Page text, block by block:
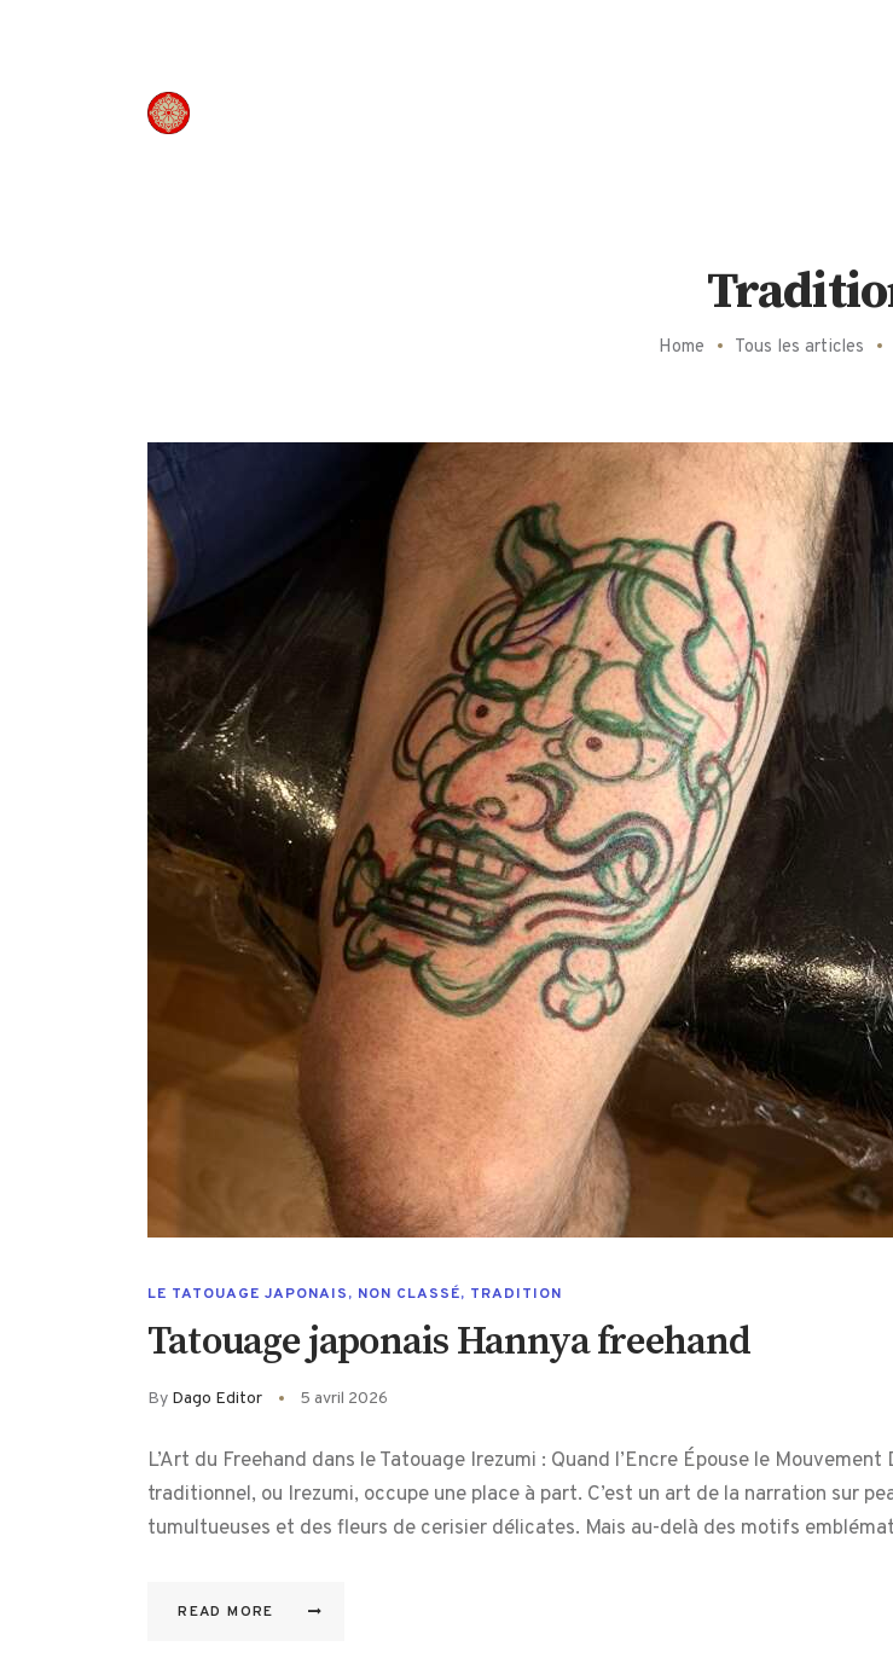
Home Tous les articles
LE TATOUAGE JAPONAIS, NON CLASSÉ, TRADITION
Tatouage japonais Hannya freehand
By Dago Editor 5 avril 2026
L’Art du Freehand dans le Tatouage Irezumi : Quand l’Encre Épouse le
traditionnel, ou Irezumi, occupe une place à part. C’est un art de la narration sur
tumultueuses et des fleurs de cerisier délicates. Mais au-delà des motifs
READ MORE